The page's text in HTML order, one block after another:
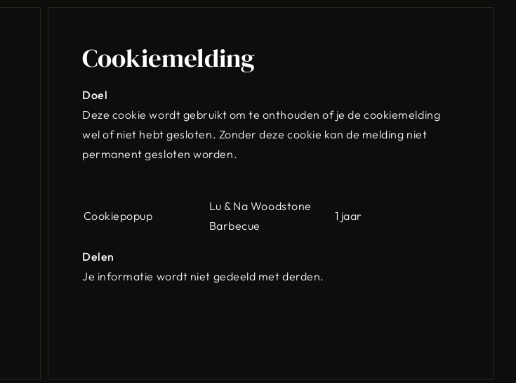
Cookiemelding
Doel
Deze cookie wordt gebruikt om te onthouden of je de cookiemelding
wel of niet hebt gesloten. Zonder deze cookie kan de melding niet
permanent gesloten worden.
Cookiepopup
Lu & Na Woodstone
Barbecue
1 jaar
Delen
Je informatie wordt niet gedeeld met derden.